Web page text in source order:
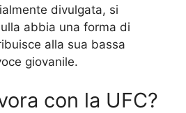
divulgata, si
abbia una forma di
alla sua bassa
giovanile.
con la UFC?